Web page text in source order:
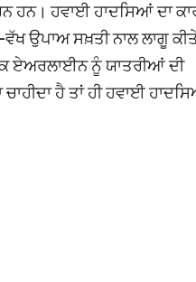
ਹਨ। ਹਵਾਈ ਹਾਦਸਿਆਂ ਦਾ
ਉਪਾਅ ਸਖ਼ਤੀ ਨਾਲ ਲਾਗੂ
ਏਅਰਲਾਈਨ ਨੂੰ ਯਾਤਰੀਆਂ ਦੀ
ਹੈ ਤਾਂ ਹੀ ਹਵਾਈ